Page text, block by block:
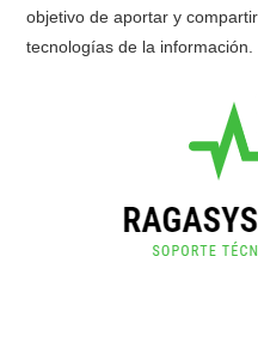
objetivo de aportar y
tecnologías de la información.